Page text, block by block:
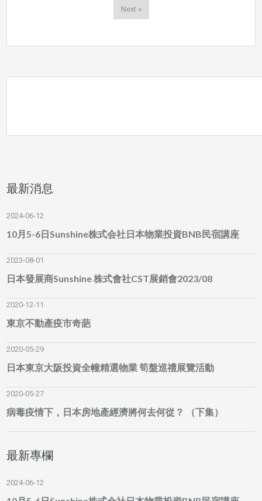
Next »
最新消息
2024-06-12
10月5-6日Sunshine株式会社日本物業投資BNB民宿講座
2023-08-01
日本發展商Sunshine 株式會社CST展銷會2023/08
2020-12-11
東京不動產疫市奇葩
2020-05-29
日本東京大阪投資全幢精選物業 筍盤巡禮展覽活動
2020-05-27
病毒疫情下，日本房地產經濟將何去何從？ （下集）
最新專欄
2024-06-12